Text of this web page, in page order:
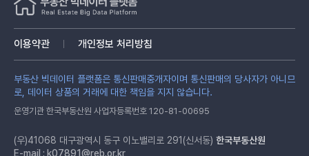
이용약관 개인정보 처리방침
부동산 빅데이터 플랫폼은 통신판매중개자이며 통신판매의 당사자가 아니므
로, 데이터 상품의 거래에 대한 책임을 지지 않습니다.
운영기관 한국부동산원 사업자등록번호 120-81-00695
(우)41068 대구광역시 동구 이노밸리로 291(신서동) 한국부동산원
E-mail : k07891@reb.or.kr